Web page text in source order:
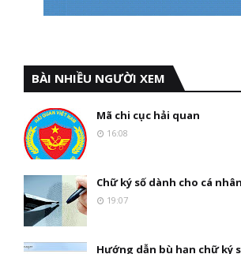
BÀI NHIỀU NGƯỜI XEM
Mã chi cục hải quan
16:08
Chữ ký số dành cho cá nhân
19:07
Hướng dẫn bù hạn chữ ký